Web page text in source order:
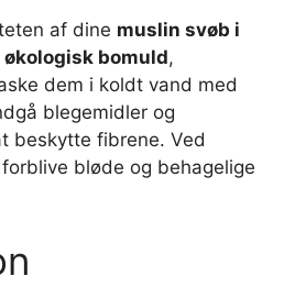
af dine muslin svøb i
bomuld,
dem i koldt vand med
blegemidler og
beskytte fibrene. Ved
bløde og behagelige